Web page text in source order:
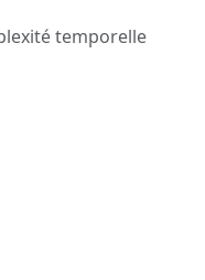
temporelle